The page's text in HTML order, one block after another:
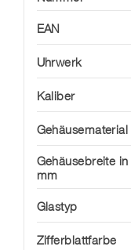
EAN
Uhrwerk
Kaliber
Gehäusematerial
Gehäusebreite in
mm
Glastyp
Zifferblattfarbe